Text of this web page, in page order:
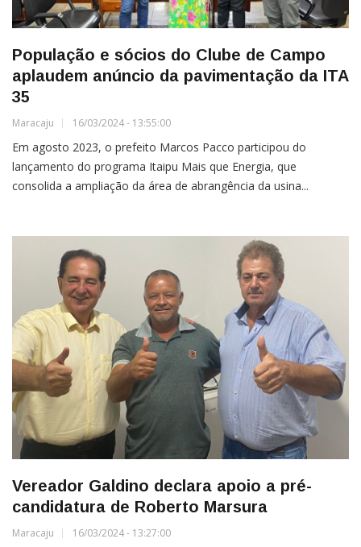
População e sócios do Clube de Campo
aplaudem anúncio da pavimentação da ITA
35
Maracaju 16/03/2024 - 13:55:00
Em agosto 2023, o prefeito Marcos Pacco participou do
lançamento do programa Itaipu Mais que Energia, que
consolida a ampliação da área de abrangência da usina...
Vereador Galdino declara apoio a pré-
candidatura de Roberto Marsura
Maracaju 16/03/2024 - 13:27:00